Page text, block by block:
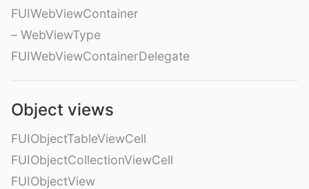
FUIWebViewContainer
– WebViewType
FUIWebViewContainerDelegate
Object views
FUIObjectTableViewCell
FUIObjectCollectionViewCell
FUIObjectView